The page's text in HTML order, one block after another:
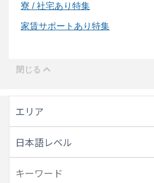
寮 / 社宅あり特集
家賃サポートあり特集
エリア
日本語レベル